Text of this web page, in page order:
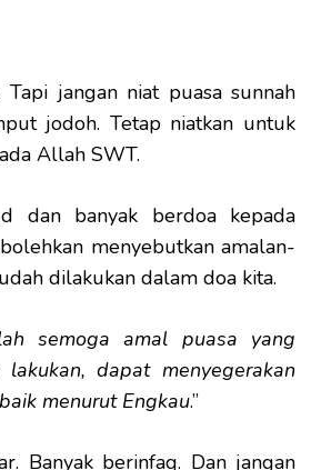
Tapi jangan niat puasa sunnah
jodoh. Tetap niatkan untuk
Allah SWT.
dan banyak berdoa kepada
menyebutkan amalan-
dilakukan dalam doa kita.
semoga amal puasa yang
dapat menyegerakan
menurut Engkau.”
Banyak berinfaq. Dan jangan